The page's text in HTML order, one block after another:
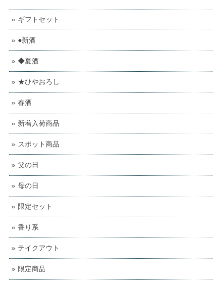
ギフトセット
●新酒
◆夏酒
★ひやおろし
春酒
新着入荷商品
スポット商品
父の日
母の日
限定セット
香り系
テイクアウト
限定商品